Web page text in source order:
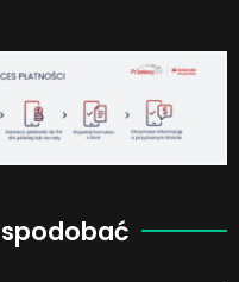
spodobać